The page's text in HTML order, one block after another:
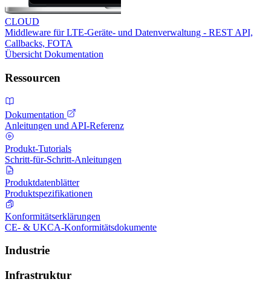
CLOUD
Middleware für LTE-Geräte- und Datenverwaltung - REST API,
Callbacks, FOTA
Übersicht Dokumentation
Ressourcen
Dokumentation
Anleitungen und API-Referenz
Produkt-Tutorials
Schritt-für-Schritt-Anleitungen
Produktdatenblätter
Produktspezifikationen
Konformitätserklärungen
CE- & UKCA-Konformitätsdokumente
Industrie
Infrastruktur